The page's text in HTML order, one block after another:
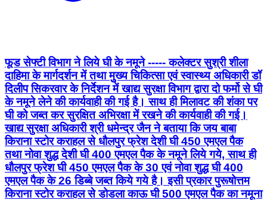
फूड सेफ्टी विभाग ने लिये घी के नमूने ----- कलेक्टर सुश्री शीला
दाहिमा के मार्गदर्शन में तथा मुुख्य चिकित्सा एवं स्वास्थ्य अधिकारी डॉ
दिलीप सिकरवार के निर्देशन में खाद्य सुरक्षा विभाग द्वारा दो फर्मो से घी
के नमूने लेने की कार्यवाही की गई है। साथ ही मिलावट की शंका पर
घी को जब्त कर सुरक्षित अभिरक्षा में रखने की कार्यवाही की गई।
खाद्य सुरक्षा अधिकारी श्री धमेन्द्र जैन ने बताया कि जय बाबा
किराना स्टोर कराहल से धौलपुर फ्रेश देशी घी 450 एमएल पैक
तथा नोवा शुद्ध देशी घी 400 एमएल पैक के नमूने लिये गये, साथ ही
धौलपुर फ्रेश घी 450 एमएल पैक के 30 एवं नोवा शुद्ध घी 400
एमएल पैक के 26 डिब्बे जब्त किये गये है। इसी प्रकार पुरूषोत्तम
किराना स्टोर कराहल से डोडला काऊ घी 500 एमएल पैक का नमूना